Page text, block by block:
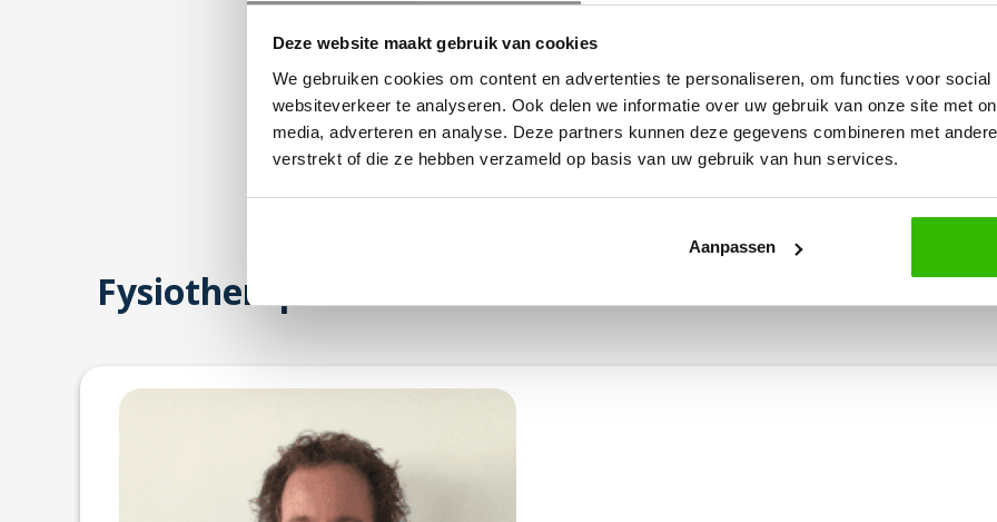
Deze website maakt gebruik van cookies
We gebruiken cookies om content en advertenties te personaliseren, om functies voor social
websiteverkeer te analyseren. Ook delen we informatie over uw gebruik van onze site met
media, adverteren en analyse. Deze partners kunnen deze gegevens combineren met
verstrekt of die ze hebben verzameld op basis van uw gebruik van hun services.
Aanpassen
Fysiotherapeuten